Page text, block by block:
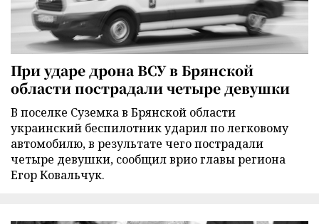
При ударе дрона ВСУ в Брянской
области пострадали четыре девушки
В поселке Суземка в Брянской области
украинский беспилотник ударил по легковому
автомобилю, в результате чего пострадали
четыре девушки, сообщил врио главы региона
Егор Ковальчук.